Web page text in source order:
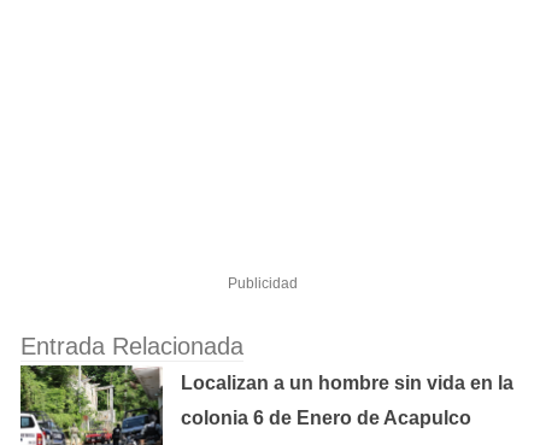
Publicidad
Entrada Relacionada
Localizan a un hombre sin vida en la
colonia 6 de Enero de Acapulco